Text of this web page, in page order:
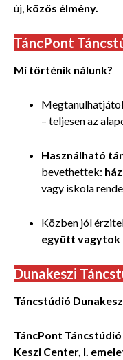
új, közös élmény.
TáncPont
Mi történik nálunk?
– teljesen az
Használható
bevethettek:
vagy iskola
Közben jól
együtt vagytok
Dunakeszi
Táncstúdió
TáncPont Táncstúdió
Keszi Center, I.